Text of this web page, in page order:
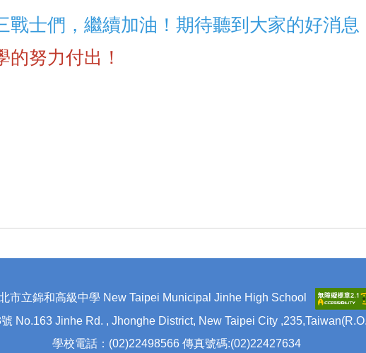
士們，繼續加油！期待聽到大家的好消息
努力付出！
市立錦和高級中學 New Taipei Municipal Jinhe High School
No.163 Jinhe Rd. , Jhonghe District, New Taipei City
學校電話：(02)22498566 傳真號碼:(02)22427634